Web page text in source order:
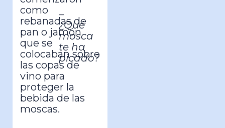
–
¿Qué
mosca
te ha
picado?
como
rebanadas de
pan o jamón
que se
colocaban sobre
las copas de
vino para
proteger la
bebida de las
moscas.